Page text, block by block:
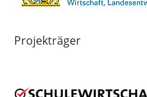
Projekträger